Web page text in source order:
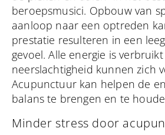
beroepsmusici. Opbouw van
aanloop naar een optreden
prestatie resulteren in een
gevoel. Alle energie is
neerslachtigheid kunnen zich
Acupunctuur kan helpen de
balans te brengen en te
Minder stress door